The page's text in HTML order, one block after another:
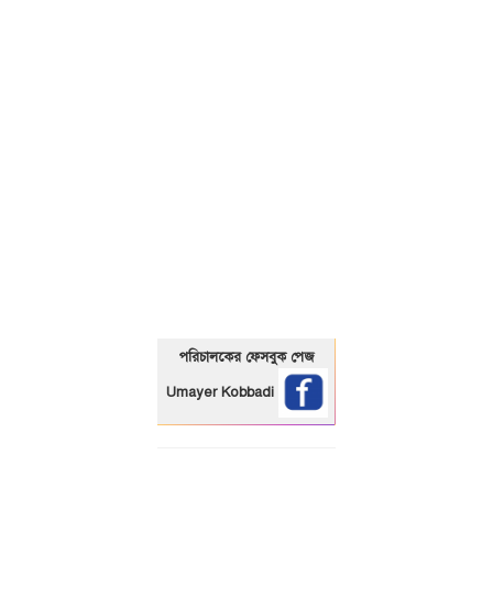
পরিচালকের ফেসবুক পেজ
Umayer Kobbadi